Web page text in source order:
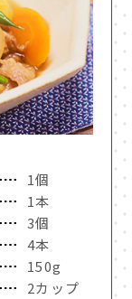
1個
1本
3個
4本
150g
2カップ